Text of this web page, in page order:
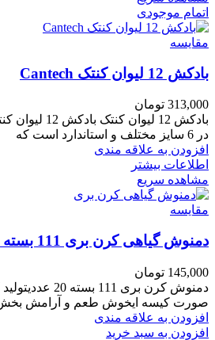
اتمام موجودی
مقایسه
بادکش 12 لیوان کنتک Cantech
313,000 تومان
در 6 سایز مختلف و استاندارد است که
افزودن به علاقه مندی
اطلاعات بیشتر
مشاهده سریع
مقایسه
دمنوش گیاهی کرن بری 111 بسته 20 عددی
145,000 تومان
دمنوش کرن بری
صورت کیسه ایخوش طعم و آرامش
افزودن به علاقه مندی
افزودن به سبد خرید